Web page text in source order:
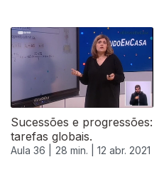
Sucessões e progressões:
tarefas globais.
Aula 36 | 28 min. | 12 abr. 2021